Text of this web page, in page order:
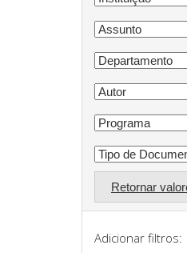
Retornar
Adicionar filtros: